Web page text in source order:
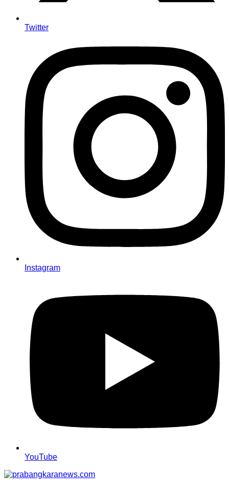
Twitter
Instagram
YouTube